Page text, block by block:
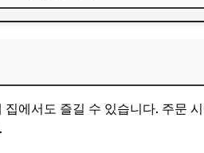
에서도 즐길 수 있습니다. 주문